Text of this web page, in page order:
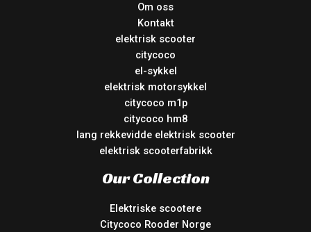
Om oss
Kontakt
elektrisk scooter
citycoco
el-sykkel
elektrisk motorsykkel
citycoco m1p
citycoco hm8
lang rekkevidde elektrisk scooter
elektrisk scooterfabrikk
Our Collection
Elektriske scootere
Citycoco Rooder Norge